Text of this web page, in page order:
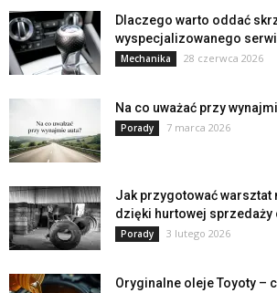
Dlaczego warto oddać
wyspecjalizowanego
Mechanika 28 czerwca 2026
Na co uważać przy
Porady 7 marca 2026
Jak przygotować warsztat
dzięki hurtowej sprzedaży
Porady 3 lutego 2026
Oryginalne oleje Toyoty –